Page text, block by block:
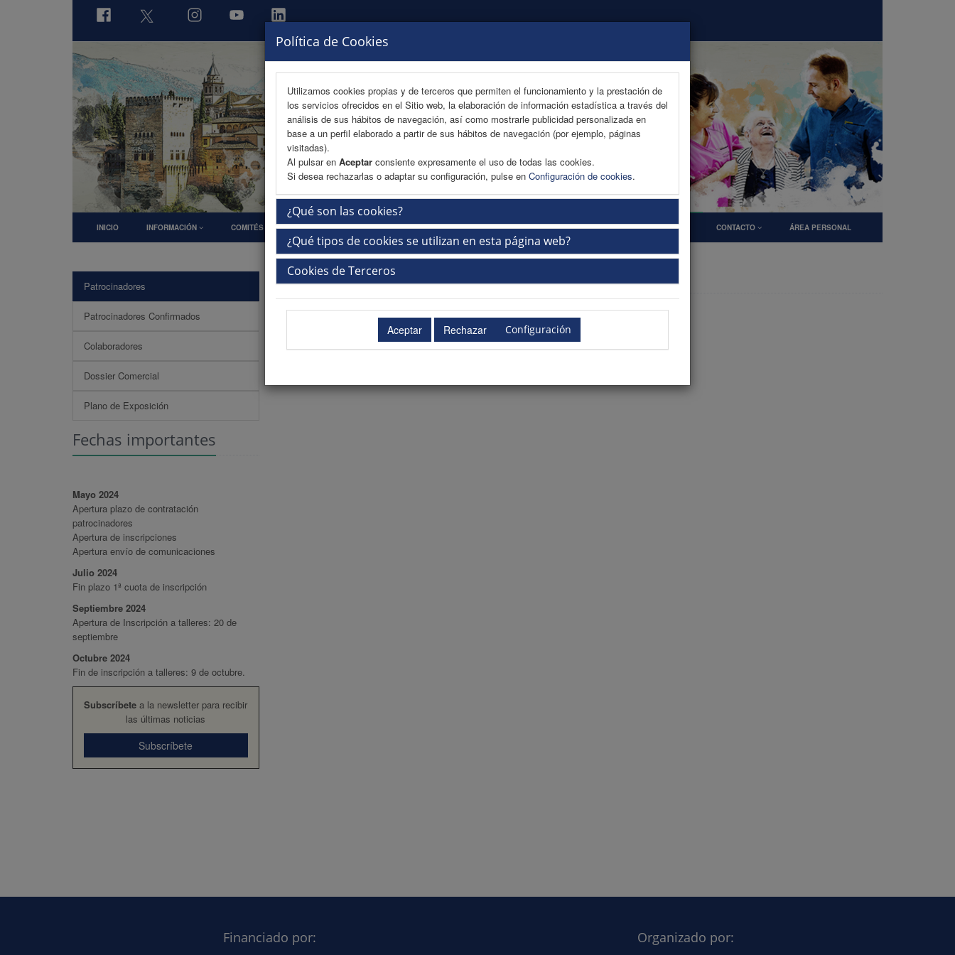
Política de Cookies
Utilizamos cookies propias y de terceros que permiten el funcionamiento y la prestación de
los servicios ofrecidos en el Sitio web, la elaboración de información estadística a través del
análisis de sus hábitos de navegación, así como mostrarle publicidad personalizada en
base a un perfil elaborado a partir de sus hábitos de navegación (por ejemplo, páginas
visitadas).
Al pulsar en Aceptar consiente expresamente el uso de todas las cookies.
Si desea rechazarlas o adaptar su configuración, pulse en Configuración de cookies.
¿Qué son las cookies?
¿Qué tipos de cookies se utilizan en esta página web?
Cookies de Terceros
Configuración
INICIO INFORMACIÓN COMITÉS PROGRAMA COMUNICACIONES INSCRIPCIÓN Y ALOJAMIENTO PATROCINADORES CONTACTO ÁREA PERSONAL
Patrocinadores
Patrocinadores Confirmados
Colaboradores
Dossier Comercial
Plano de Exposición
Fechas importantes
Mayo 2024
Apertura plazo de contratación
patrocinadores
Apertura de inscripciones
Apertura envío de comunicaciones
Julio 2024
Fin plazo 1ª cuota de inscripción
Septiembre 2024
Apertura de Inscripción a talleres: 20 de
septiembre
Octubre 2024
Fin de inscripción a talleres: 9 de octubre.
Subscríbete a la newsletter para recibir
las últimas noticias
Subscríbete
Financiado por: Organizado por: